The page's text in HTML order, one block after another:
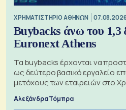
XΡΗΜΑΤΙΣΤΗΡΙΟ ΑΘΗΝΩΝ
Buybacks άνω του 1,3
Euronext Athens
Τα buybacks έρχονται να
ως δεύτερο βασικό εργαλείο
μετόχους των εταιρειών στο
Αλεξάνδρα Τόμπρα